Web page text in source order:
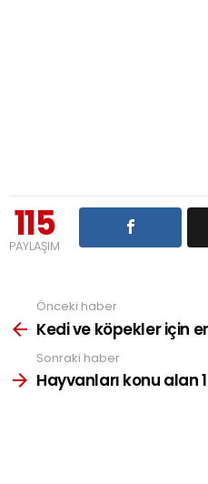
115
PAYLAŞIM
more
Önceki haber
Kedi ve köpekler için
Sonraki haber
Hayvanları konu alan